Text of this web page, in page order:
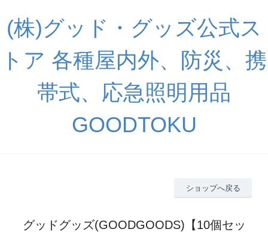
(株)グッド・グッズ公式ス
トア 各種屋内外、防災、携
帯式、応急照明用品
GOODTOKU
ショップへ戻る
グッドグッズ(GOODGOODS)【10個セッ